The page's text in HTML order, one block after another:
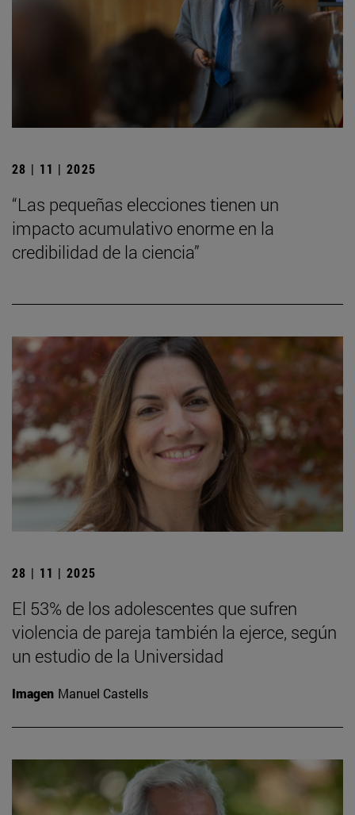
28 | 11 | 2025
“Las pequeñas elecciones tienen un
impacto acumulativo enorme en la
credibilidad de la ciencia”
28 | 11 | 2025
El 53% de los adolescentes que sufren
violencia de pareja también la ejerce, según
un estudio de la Universidad
Imagen Manuel Castells